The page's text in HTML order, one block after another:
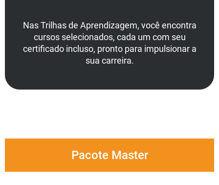
Nas Trilhas de Aprendizagem, você encontra
cursos selecionados, cada um com seu
certificado incluso, pronto para impulsionar a
sua carreira.
Pacote Master